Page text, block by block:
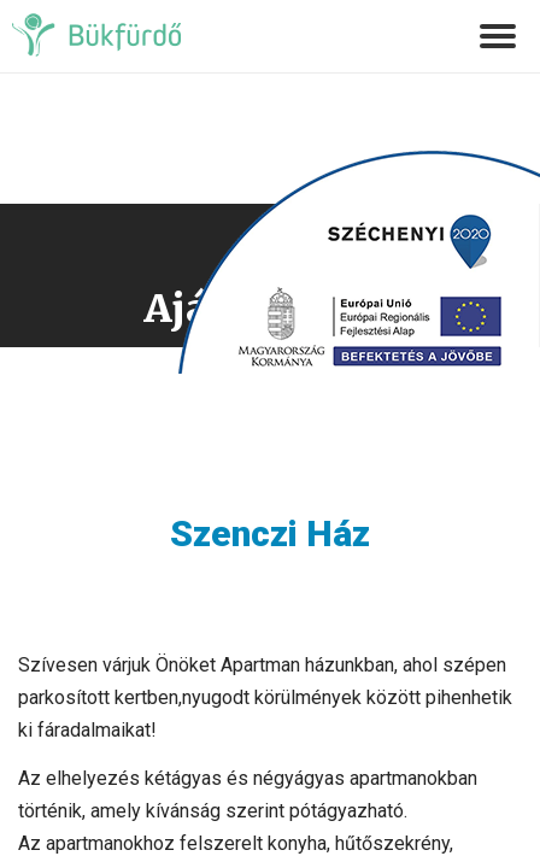
Ajánlatkérés
Szenczi Ház
Szívesen várjuk Önöket Apartman házunkban, ahol szépen
parkosított kertben,nyugodt körülmények között pihenhetik
ki fáradalmaikat!
Az elhelyezés kétágyas és négyágyas apartmanokban
történik, amely kívánság szerint pótágyazható.
Az apartmanokhoz felszerelt konyha, hűtőszekrény,